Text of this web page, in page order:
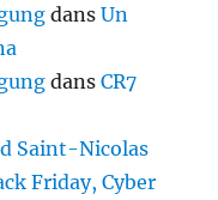
dansUn
dansCR7
Saint-Nicolas
Friday, Cyber